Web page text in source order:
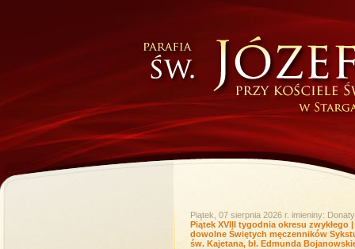
Piątek, 07 sierpnia 2026 r. imieniny:
Piątek XVIII tygodnia okresu zwykłego
dowolne Świętych męczenników
św. Kajetana, bł. Edmunda